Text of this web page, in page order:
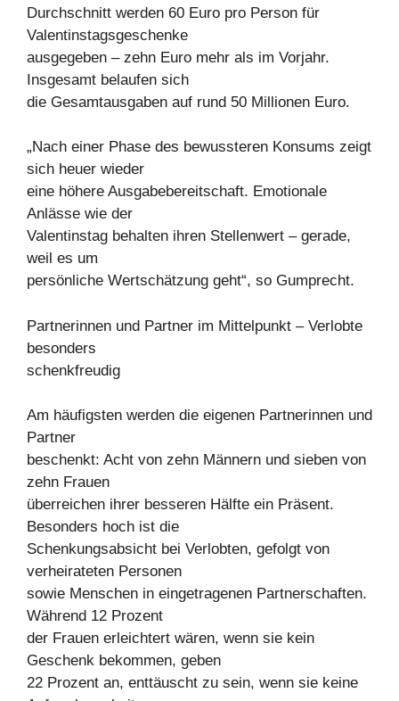
Durchschnitt werden 60 Euro pro Person für
Valentinstagsgeschenke
ausgegeben – zehn Euro mehr als im Vorjahr.
Insgesamt belaufen sich
die Gesamtausgaben auf rund 50 Millionen Euro.
„Nach einer Phase des bewussteren Konsums zeigt
sich heuer wieder
eine höhere Ausgabebereitschaft. Emotionale
Anlässe wie der
Valentinstag behalten ihren Stellenwert – gerade,
weil es um
persönliche Wertschätzung geht“, so Gumprecht.
Partnerinnen und Partner im Mittelpunkt – Verlobte
besonders
schenkfreudig
Am häufigsten werden die eigenen Partnerinnen und
Partner
beschenkt: Acht von zehn Männern und sieben von
zehn Frauen
überreichen ihrer besseren Hälfte ein Präsent.
Besonders hoch ist die
Schenkungsabsicht bei Verlobten, gefolgt von
verheirateten Personen
sowie Menschen in eingetragenen Partnerschaften.
Während 12 Prozent
der Frauen erleichtert wären, wenn sie kein
Geschenk bekommen, geben
22 Prozent an, enttäuscht zu sein, wenn sie keine